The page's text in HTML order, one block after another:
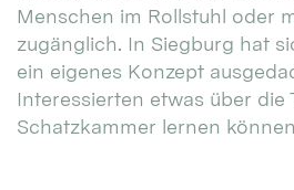
Menschen im Rollstuhl oder
zugänglich. In Siegburg hat
ein eigenes Konzept
Interessierten etwas über die
Schatzkammer lernen